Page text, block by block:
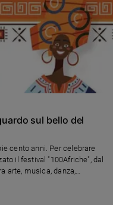
sul bello del
cento anni. Per celebrare
il festival "100Afriche", dal
arte, musica, danza,
di libri, laboratori per bambini